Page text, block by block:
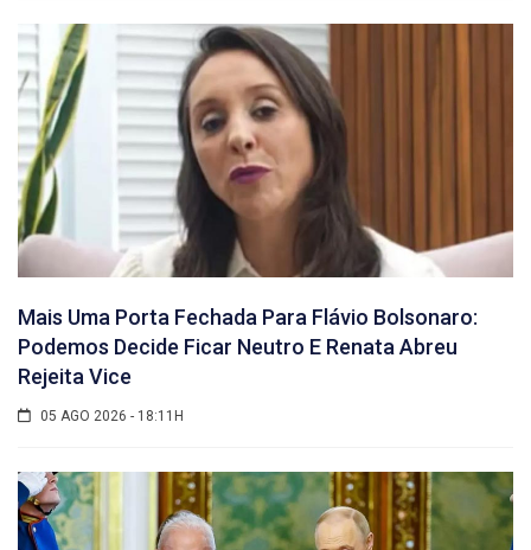
Mais Uma Porta Fechada Para Flávio Bolsonaro:
Podemos Decide Ficar Neutro E Renata Abreu
Rejeita Vice
05 AGO 2026 - 18:11H